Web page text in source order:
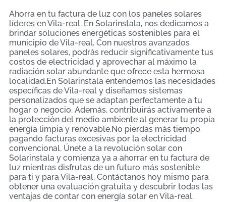
Ahorra en tu factura de luz con los paneles solares
líderes en Vila-real. En Solarinstala, nos dedicamos a
brindar soluciones energéticas sostenibles para el
municipio de Vila-real. Con nuestros avanzados
paneles solares, podrás reducir significativamente tus
costos de electricidad y aprovechar al máximo la
radiación solar abundante que ofrece esta hermosa
localidad.En Solarinstala entendemos las necesidades
específicas de Vila-real y diseñamos sistemas
personalizados que se adaptan perfectamente a tu
hogar o negocio. Además, contribuirás activamente a
la protección del medio ambiente al generar tu propia
energía limpia y renovable.No pierdas más tiempo
pagando facturas excesivas por la electricidad
convencional. Únete a la revolución solar con
Solarinstala y comienza ya a ahorrar en tu factura de
luz mientras disfrutas de un futuro más sostenible
para ti y para Vila-real. Contáctanos hoy mismo para
obtener una evaluación gratuita y descubrir todas las
ventajas de contar con energía solar en Vila-real.